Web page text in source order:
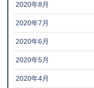
2020年8月
2020年7月
2020年6月
2020年5月
2020年4月